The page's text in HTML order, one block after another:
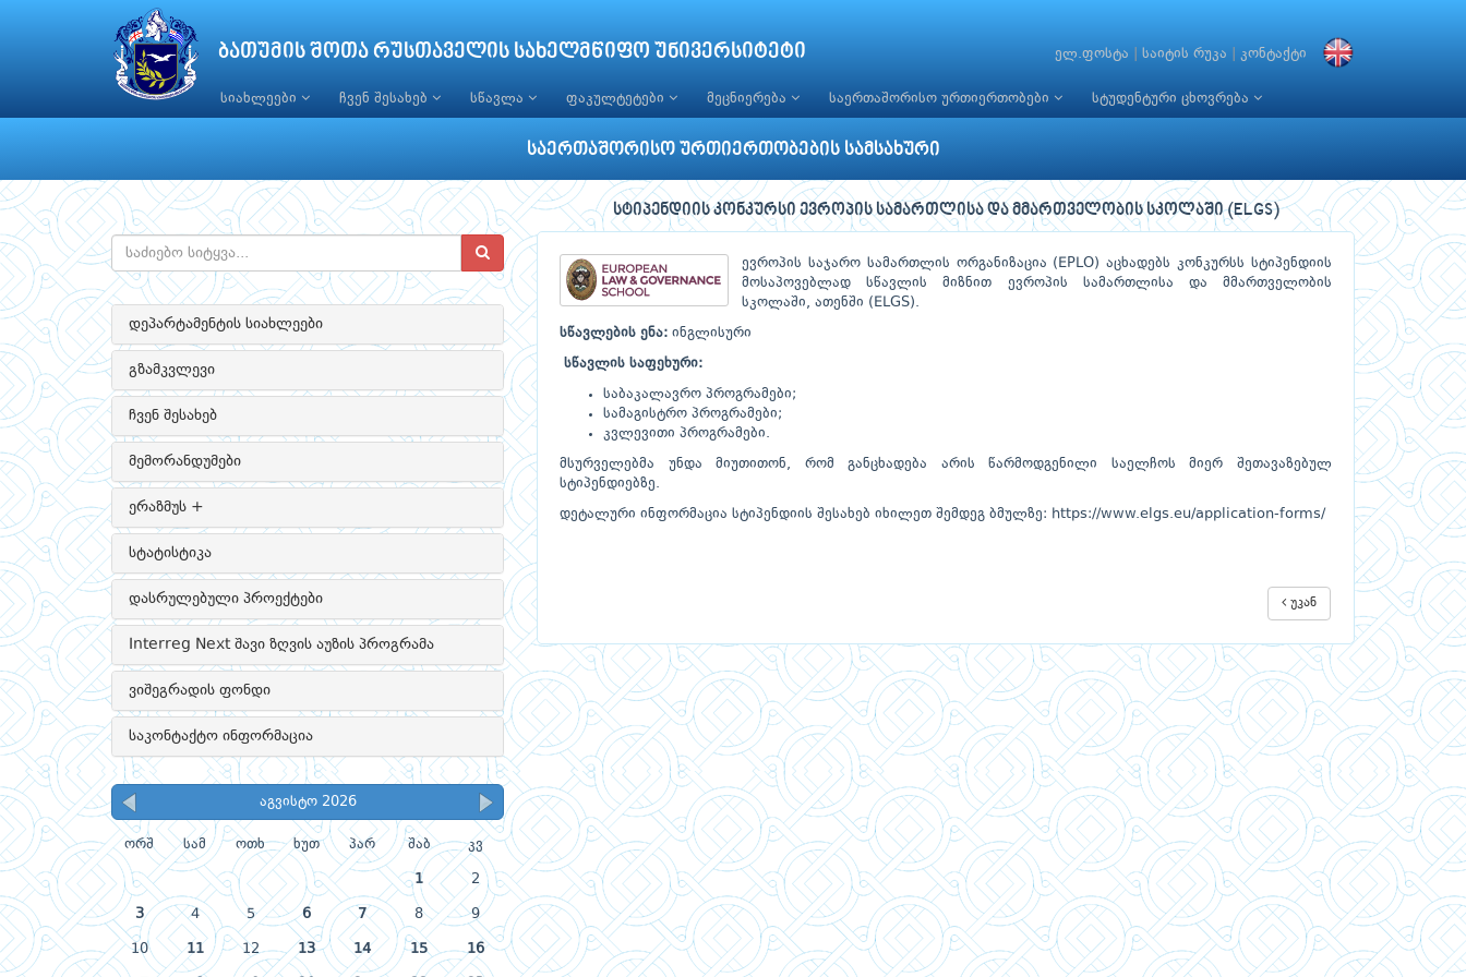
ბათუმის შოთა რუსთაველის სახელმწიფო უნივერსიტეტი ელ.ფოსტა საიტის რუკა კონტაქტი
სიახლეები ჩვენ შესახებ სწავლა ფაკულტეტები მეცნიერება საერთაშორისო ურთიერთობები სტუდენტური ცხოვრება
საერთაშორისო ურთიერთობების სამსახური
დეპარტამენტის სიახლეები
გზამკვლევი
ჩვენ შესახებ
მემორანდუმები
ერაზმუს +
სტატისტიკა
დასრულებული პროექტები
Interreg Next შავი ზღვის აუზის პროგრამა
ვიშეგრადის ფონდი
საკონტაქტო ინფორმაცია
აგვისტო 2026
ორშ სამ ოთხ ხუთ პარ შაბ კვ
1 2
3 4 5 6 7 8 9
10 11 12 13 14 15 16
სტიპენდიის კონკურსი ევროპის სამართლისა და მმართველობის სკოლაში (ELGS)
ევროპის საჯარო სამართლის ორგანიზაცია (EPLO) აცხადებს კონკურსს სტიპენდიის
მოსაპოვებლად სწავლის მიზნით ევროპის სამართლისა და მმართველობის
სკოლაში, ათენში (ELGS).
სწავლების ენა: ინგლისური
სწავლის საფეხური:
საბაკალავრო პროგრამები;
სამაგისტრო პროგრამები;
კვლევითი პროგრამები.
მსურველებმა უნდა მიუთითონ, რომ განცხადება არის წარმოდგენილი საელჩოს მიერ შეთავაზებულ
სტიპენდიებზე.
დეტალური ინფორმაცია სტიპენდიის შესახებ იხილეთ შემდეგ ბმულზე: https://www.elgs.eu/application-forms/
უკან